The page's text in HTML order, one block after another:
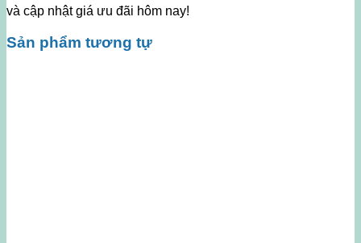
và cập nhật giá ưu đãi hôm nay!
Sản phẩm tương tự